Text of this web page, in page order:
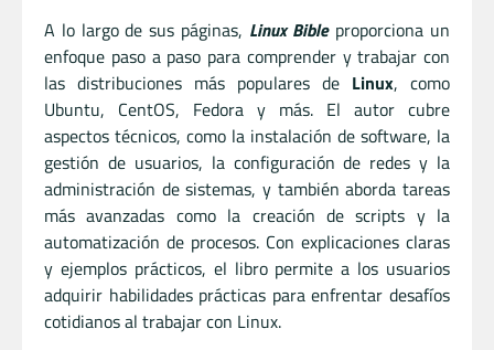
A lo largo de sus páginas, Linux Bibleproporciona un
enfoque paso a paso para comprender y trabajar con
las distribuciones más populares de Linux, como
Ubuntu, CentOS, Fedora y más. El autor cubre
aspectos técnicos, como la instalación de software, la
gestión de usuarios, la configuración de redes y la
administración de sistemas, y también aborda tareas
más avanzadas como la creación de scripts y la
automatización de procesos. Con explicaciones claras
y ejemplos prácticos, el libro permite a los usuarios
adquirir habilidades prácticas para enfrentar desafíos
cotidianos al trabajar con Linux.